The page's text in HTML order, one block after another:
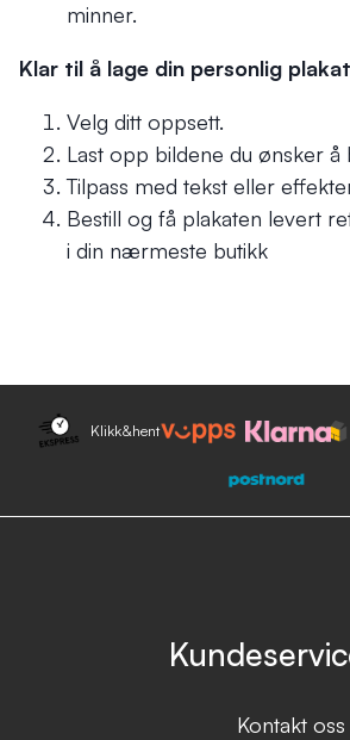
minner.
Klar til å lage din personlig plakat
Velg ditt oppsett.
Last opp bildene du ønsker å
Tilpass med tekst eller
Bestill og få plakaten levert
i din nærmeste butikk
Klikk&hent
Kontakt oss